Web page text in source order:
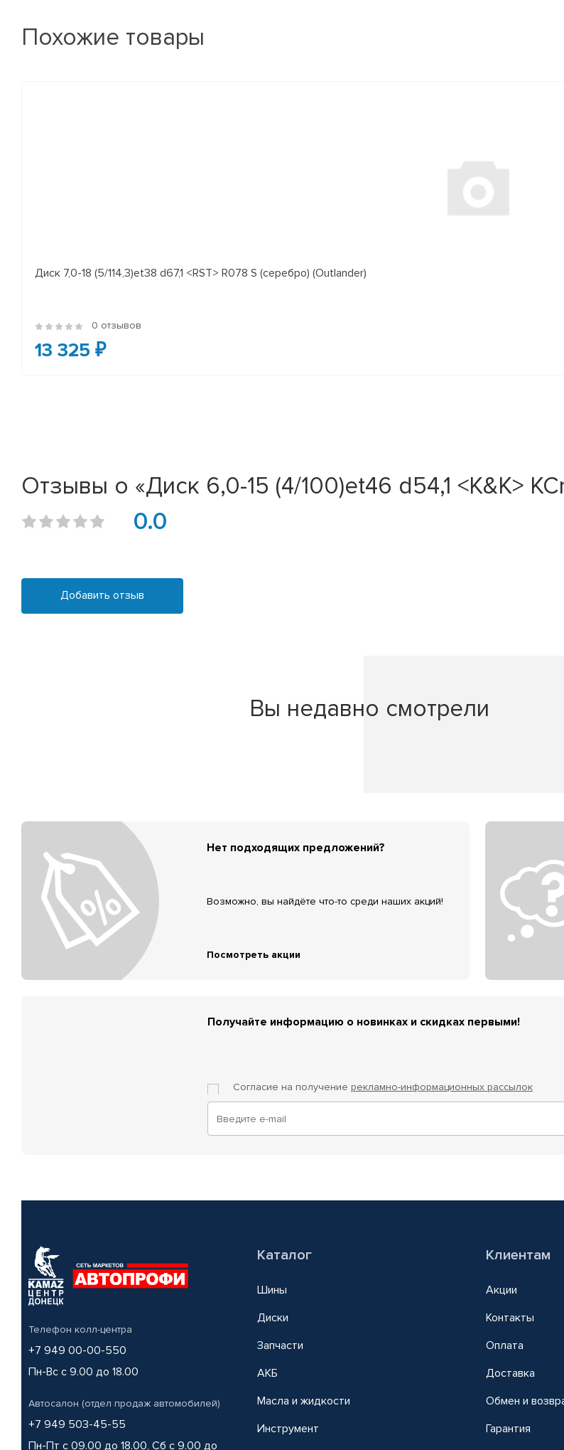
Похожие товары
Диск 7,0-18 (5/114,3)et38 d67,1 <RST> R078 S (серебро) (Outlander)
0 отзывов
13 325 ₽
Отзывы о «Диск 6,0-15 (4/100)et46 d54,1 <K&K>
0.0
Добавить отзыв
Вы недавно смотрели
Нет подходящих предложений?
Возможно, вы найдёте что-то среди наших акций!
Посмотреть акции
Получайте информацию о новинках и скидках первыми!
Согласие на получение рекламно-информационных рассылок
Телефон колл-центра
+7 949 00-00-550
Пн-Вс с 9.00 до 18.00
Автосалон (отдел продаж автомобилей)
+7 949 503-45-55
Пн-Пт с 09.00 до 18.00, Сб с 9.00 до
Каталог
Шины
Диски
Запчасти
АКБ
Масла и жидкости
Инструмент
Клиентам
Акции
Контакты
Оплата
Доставка
Обмен и
Гарантия